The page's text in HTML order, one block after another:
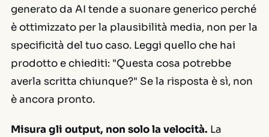
generato da AI tende a suonare generico perché
è ottimizzato per la plausibilità media, non per la
specificità del tuo caso. Leggi quello che hai
prodotto e chiediti: "Questa cosa potrebbe
averla scritta chiunque?" Se la risposta è sì, non
è ancora pronto.
Misura gli output, non solo la velocità. La